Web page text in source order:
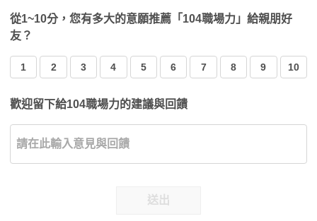
從1~10分，您有多大的意願推薦「104職場力」給親朋好
友？
1 2 3 4 5 6 7 8 9 10
歡迎留下給104職場力的建議與回饋
送出